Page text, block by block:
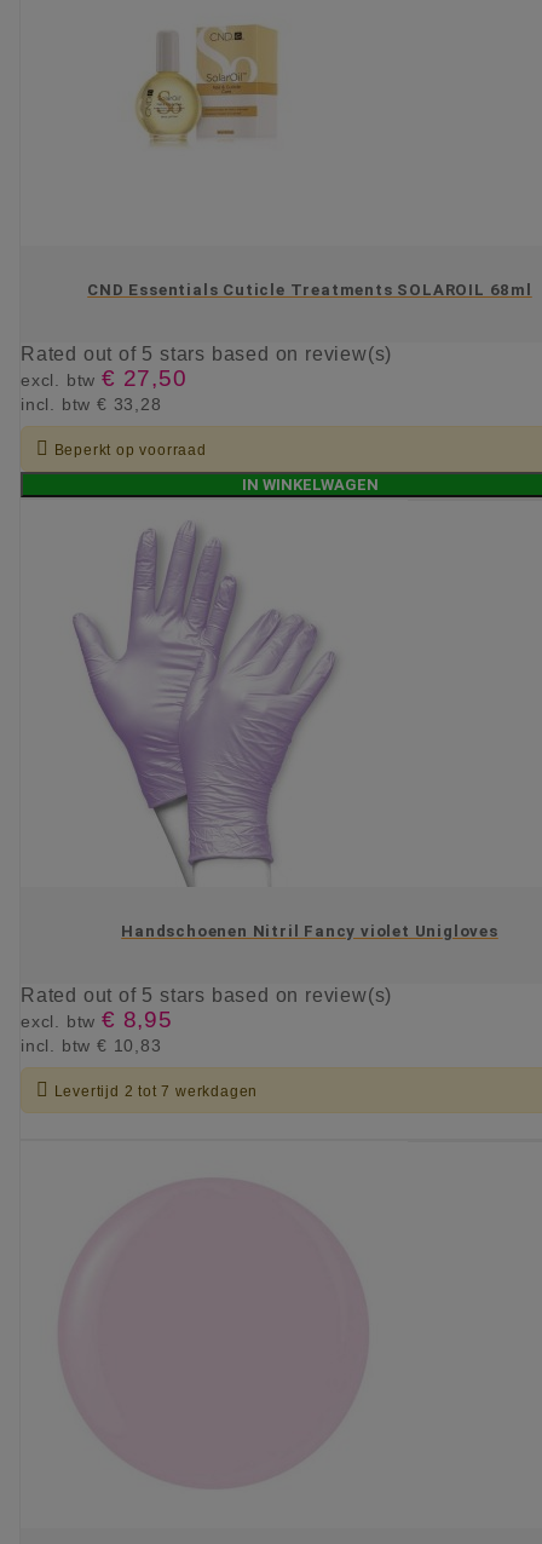
CND Essentials Cuticle Treatments SOLAROIL 68ml
Rated out of 5 stars based on review(s)
excl. btw € 27,50
incl. btw € 33,28
 Beperkt op voorraad
IN WINKELWAGEN
Handschoenen Nitril Fancy violet Unigloves
Rated out of 5 stars based on review(s)
excl. btw € 8,95
incl. btw € 10,83
 Levertijd 2 tot 7 werkdagen